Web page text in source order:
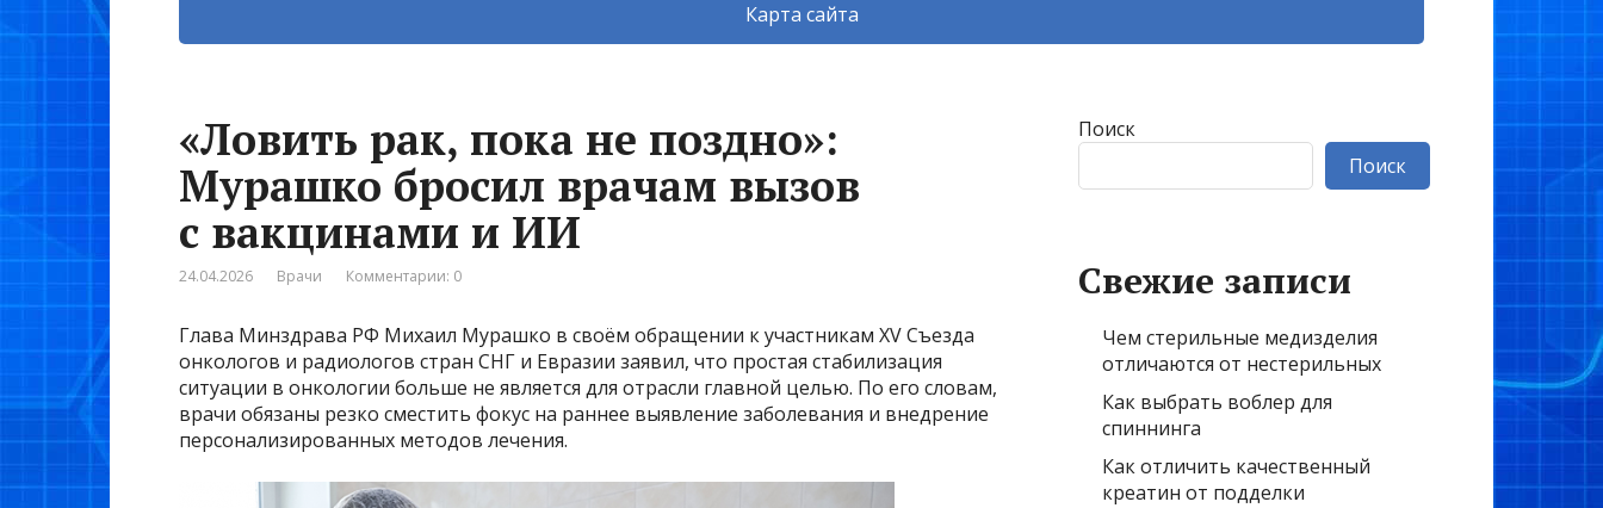
Карта сайта
«Ловить рак, пока не поздно»:
Мурашко бросил врачам вызов
с вакцинами и ИИ
24.04.2026 Врачи Комментарии: 0
Глава Минздрава РФ Михаил Мурашко в своём обращении к участникам XV Съезда
онкологов и радиологов стран СНГ и Евразии заявил, что простая стабилизация
ситуации в онкологии больше не является для отрасли главной целью. По его словам,
врачи обязаны резко сместить фокус на раннее выявление заболевания и внедрение
персонализированных методов лечения.
Поиск
Поиск
Свежие записи
Чем стерильные медизделия
отличаются от нестерильных
Как выбрать воблер для
спиннинга
Как отличить качественный
креатин от подделки